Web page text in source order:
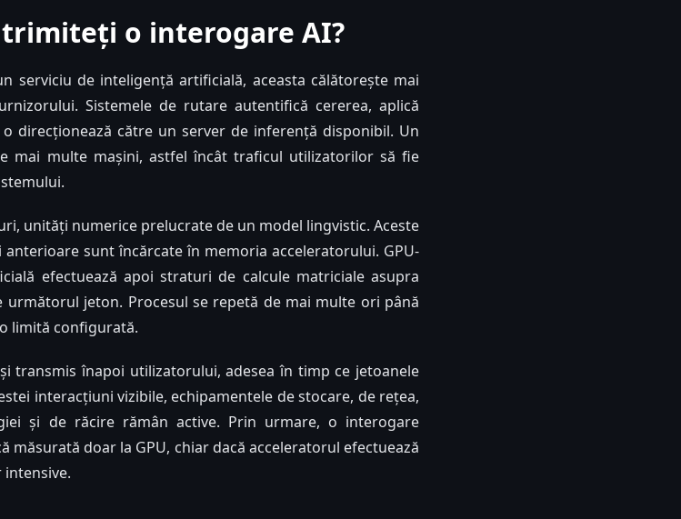
trimiteți o interogare AI?
serviciu de inteligență artificială, aceasta călătorește mai
Sistemele de rutare autentifică cererea, aplică
direcționează către un server de inferență disponibil. Un
mai multe mașini, astfel încât traficul utilizatorilor să fie
unități numerice prelucrate de un model lingvistic. Aceste
sunt încărcate în memoria acceleratorului. GPU-
efectuează apoi straturi de calcule matriciale asupra
jeton. Procesul se repetă de mai multe ori până
limită configurată.
transmis înapoi utilizatorului, adesea în timp ce jetoanele
interacțiuni vizibile, echipamentele de stocare, de rețea,
și de răcire rămân active. Prin urmare, o interogare
măsurată doar la GPU, chiar dacă acceleratorul efectuează
intensive.